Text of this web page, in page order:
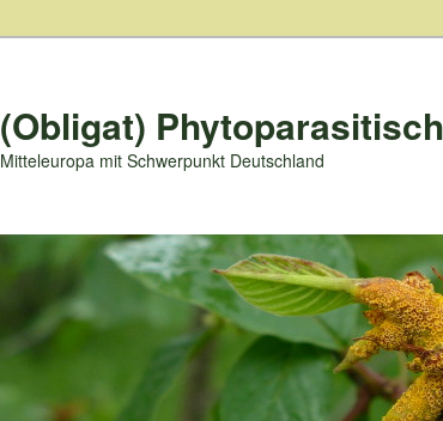
(Obligat)
Mitteleuropa mit Schwerpunkt Deutschland